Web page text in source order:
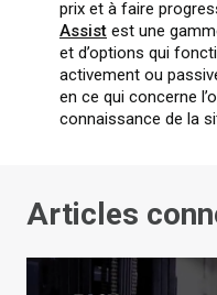
prix et à faire
Assistest une
et d’options qui
activement ou
en ce qui concerne
connaissance de la
Articles